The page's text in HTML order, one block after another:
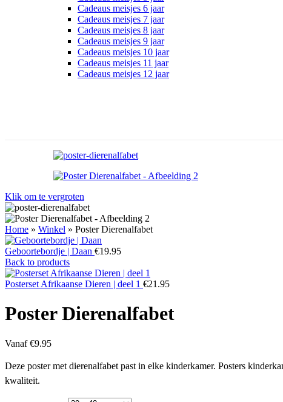
Cadeaus meisjes 6 jaar
Cadeaus meisjes 7 jaar
Cadeaus meisjes 8 jaar
Cadeaus meisjes 9 jaar
Cadeaus meisjes 10 jaar
Cadeaus meisjes 11 jaar
Cadeaus meisjes 12 jaar
Klik om te vergroten
Home » Winkel » Poster Dierenalfabet
Geboortebordje | Daan €19.95
Back to products
Posterset Afrikaanse Dieren | deel 1 €21.95
Poster Dierenalfabet
Vanaf €9.95
Deze poster met dierenalfabet past in elke kinderkamer. Posters
kwaliteit.